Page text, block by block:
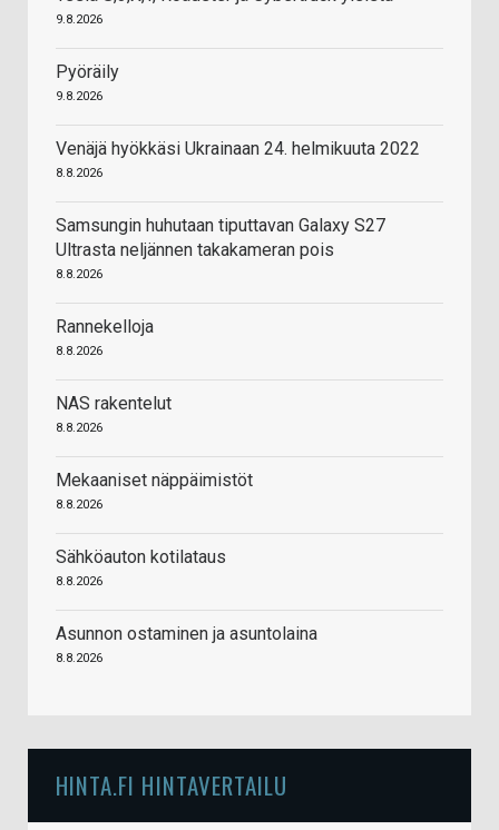
9.8.2026
Pyöräily
9.8.2026
Venäjä hyökkäsi Ukrainaan 24. helmikuuta 2022
8.8.2026
Samsungin huhutaan tiputtavan Galaxy S27
Ultrasta neljännen takakameran pois
8.8.2026
Rannekelloja
8.8.2026
NAS rakentelut
8.8.2026
Mekaaniset näppäimistöt
8.8.2026
Sähköauton kotilataus
8.8.2026
Asunnon ostaminen ja asuntolaina
8.8.2026
HINTA.FI HINTAVERTAILU